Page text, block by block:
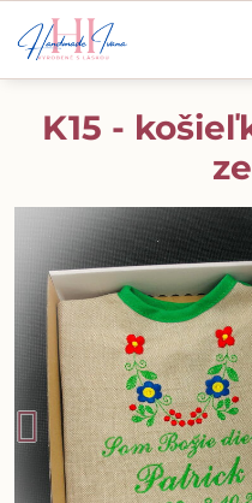
K15 -